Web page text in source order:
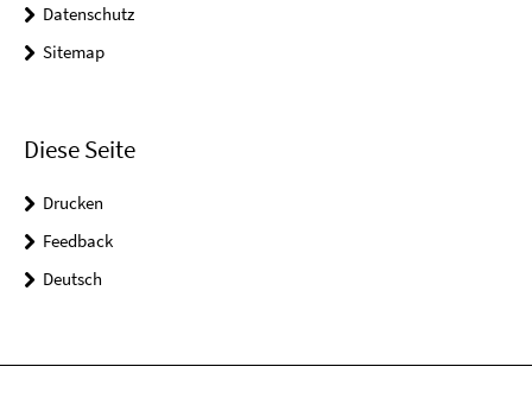
Datenschutz
Sitemap
Diese Seite
Drucken
Feedback
Deutsch